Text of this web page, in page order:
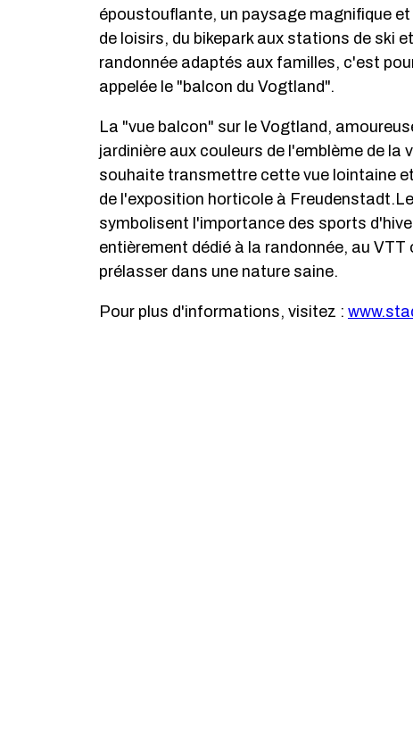
époustouflante, un paysage magnifique
de loisirs, du bikepark aux stations de ski
randonnée adaptés aux familles, c'est
appelée le "balcon du Vogtland".
La "vue balcon" sur le Vogtland,
jardinière aux couleurs de l'emblème de la
souhaite transmettre cette vue lointaine
de l'exposition horticole à
symbolisent l'importance des sports
entièrement dédié à la randonnée, au
prélasser dans une nature saine.
Pour plus d'informations, visitez :